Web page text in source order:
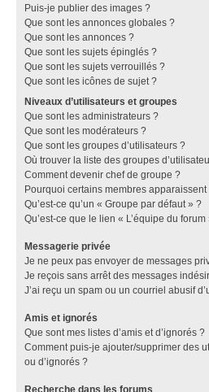
Puis-je publier des images ?
Que sont les annonces globales ?
Que sont les annonces ?
Que sont les sujets épinglés ?
Que sont les sujets verrouillés ?
Que sont les icônes de sujet ?
Niveaux d’utilisateurs et groupes
Que sont les administrateurs ?
Que sont les modérateurs ?
Que sont les groupes d’utilisateurs ?
Où trouver la liste des groupes
Comment devenir chef de groupe ?
Pourquoi certains membres
Qu’est-ce qu’un « Groupe par défaut » ?
Qu’est-ce que le lien « L’équipe du forum
Messagerie privée
Je ne peux pas envoyer de messages
Je reçois sans arrêt des messages
J’ai reçu un spam ou un courriel abusif
Amis et ignorés
Que sont mes listes d’amis et d’ignorés ?
Comment puis-je ajouter/supprimer des
ou d’ignorés ?
Recherche dans les forums